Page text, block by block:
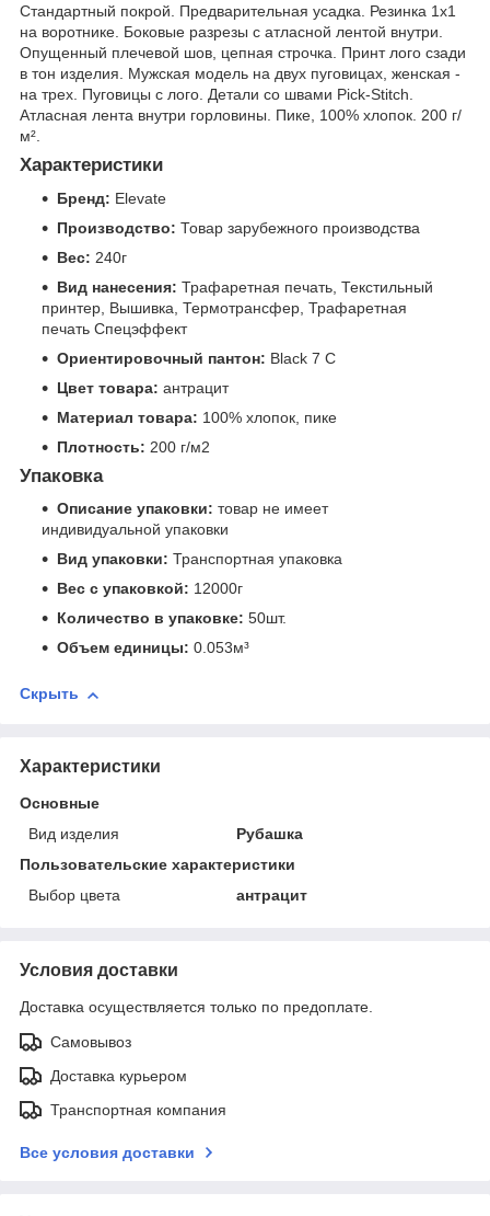
Стандартный покрой. Предварительная усадка. Резинка 1х1
на воротнике. Боковые разрезы с атласной лентой внутри.
Опущенный плечевой шов, цепная строчка. Принт лого сзади
в тон изделия. Мужская модель на двух пуговицах, женская -
на трех. Пуговицы с лого. Детали со швами Pick-Stitch.
Атласная лента внутри горловины. Пике, 100% хлопок. 200 г/
м².
Характеристики
Бренд: Elevate
Производство: Товар зарубежного производства
Вес: 240г
Вид нанесения: Трафаретная печать, Текстильный
принтер, Вышивка, Термотрансфер, Трафаретная
печать Спецэффект
Ориентировочный пантон: Black 7 C
Цвет товара: антрацит
Материал товара: 100% хлопок, пике
Плотность: 200 г/м2
Упаковка
Описание упаковки: товар не имеет
индивидуальной упаковки
Вид упаковки: Транспортная упаковка
Вес с упаковкой: 12000г
Количество в упаковке: 50шт.
Объем единицы: 0.053м³
Скрыть
Характеристики
Основные
Вид изделия
Рубашка
Пользовательские характеристики
Выбор цвета
антрацит
Условия доставки
Доставка осуществляется только по предоплате.
Самовывоз
Доставка курьером
Транспортная компания
Все условия доставки